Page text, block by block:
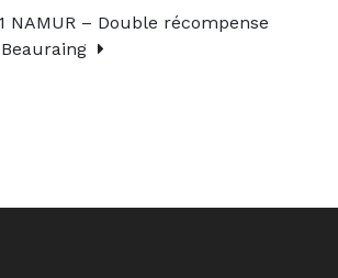
NAMUR – Double récompense